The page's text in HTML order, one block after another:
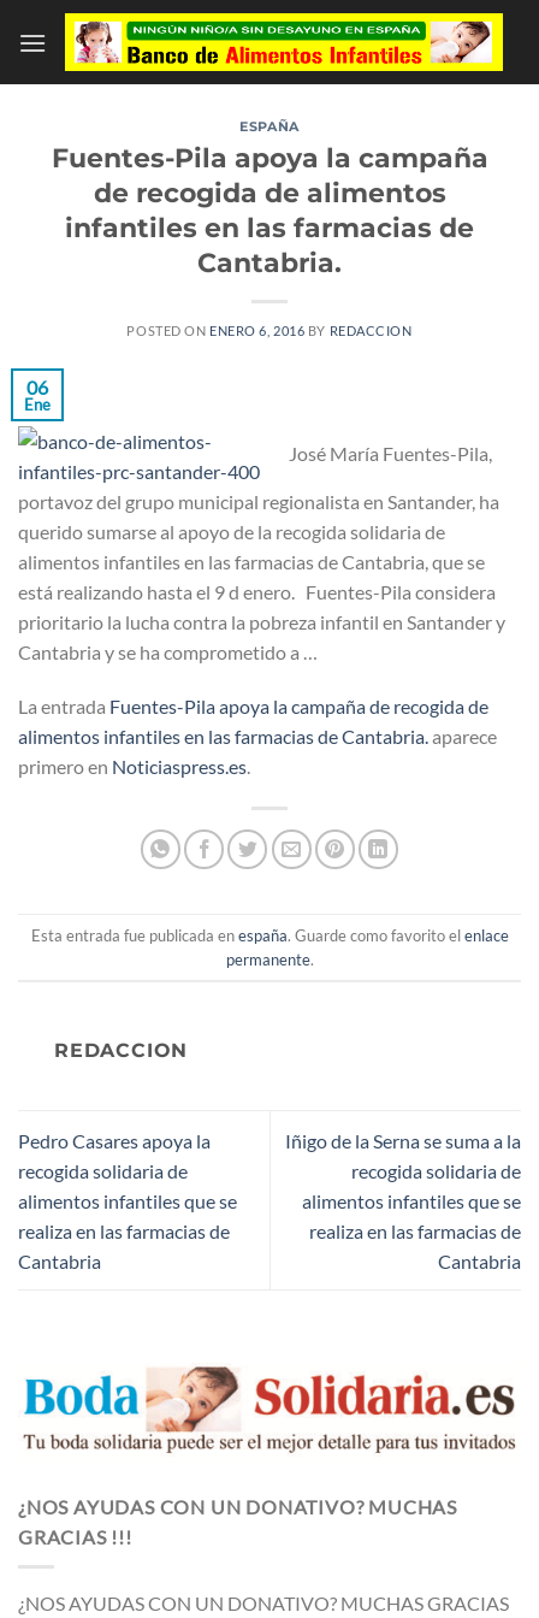
contenido
ESPAÑA
Fuentes-Pila apoya la campaña
de recogida de alimentos
infantiles en las farmacias de
Cantabria.
POSTED ON ENERO 6, 2016 BY REDACCION
06
Ene
José María Fuentes-Pila,
portavoz del grupo municipal regionalista en Santander, ha
querido sumarse al apoyo de la recogida solidaria de
alimentos infantiles en las farmacias de Cantabria, que se
está realizando hasta el 9 d enero. Fuentes-Pila considera
prioritario la lucha contra la pobreza infantil en Santander y
Cantabria y se ha comprometido a …
La entrada Fuentes-Pila apoya la campaña de recogida de
alimentos infantiles en las farmacias de Cantabria.aparece
primero en Noticiaspress.es.
Esta entrada fue publicada enespaña. Guarde como favorito elenlace
permanente.
REDACCION
Pedro Casares apoya la
recogida solidaria de
alimentos infantiles que se
realiza en las farmacias de
Cantabria
Iñigo de la Serna se suma a la
recogida solidaria de
alimentos infantiles que se
realiza en las farmacias de
Cantabria
¿NOS AYUDAS CON UN DONATIVO? MUCHAS
GRACIAS !!!
¿NOS AYUDAS CON UN DONATIVO? MUCHAS GRACIAS